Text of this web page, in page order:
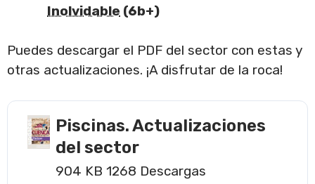
Inolvidable (6b+)
Puedes descargar el PDF del sector con estas y
otras actualizaciones. ¡A disfrutar de la roca!
Piscinas. Actualizaciones
del sector
904 KB 1268 Descargas